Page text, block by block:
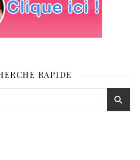
RAPIDE